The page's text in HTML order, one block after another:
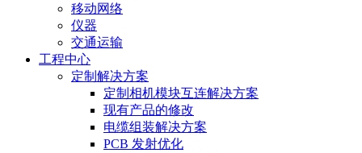
移动网络
仪器
交通运输
工程中心
定制解决方案
定制相机模块互连解决方案
现有产品的修改
电缆组装解决方案
PCB 发射优化